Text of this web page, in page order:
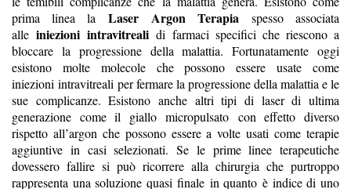
prima linea laLaser Argon Terapia spesso associata
alleiniezioniintravitreali di farmaci specifici che riescono a
bloccare la progressione della malattia. Fortunatamente oggi
esistono molte molecole che possono essere usate come
iniezioni intravitreali per fermare la progressione della malattia e le
sue complicanze. Esistono anche altri tipi di laser di ultima
generazione come il giallomicropulsato con effetto diverso
rispetto all’argon che possono essere a volte usati come terapie
aggiuntive in casi selezionati. Se le prime linee terapeutiche
dovessero fallire si può ricorrere alla chirurgia che purtroppo
rappresenta una soluzione quasi finale in quanto è indice di uno